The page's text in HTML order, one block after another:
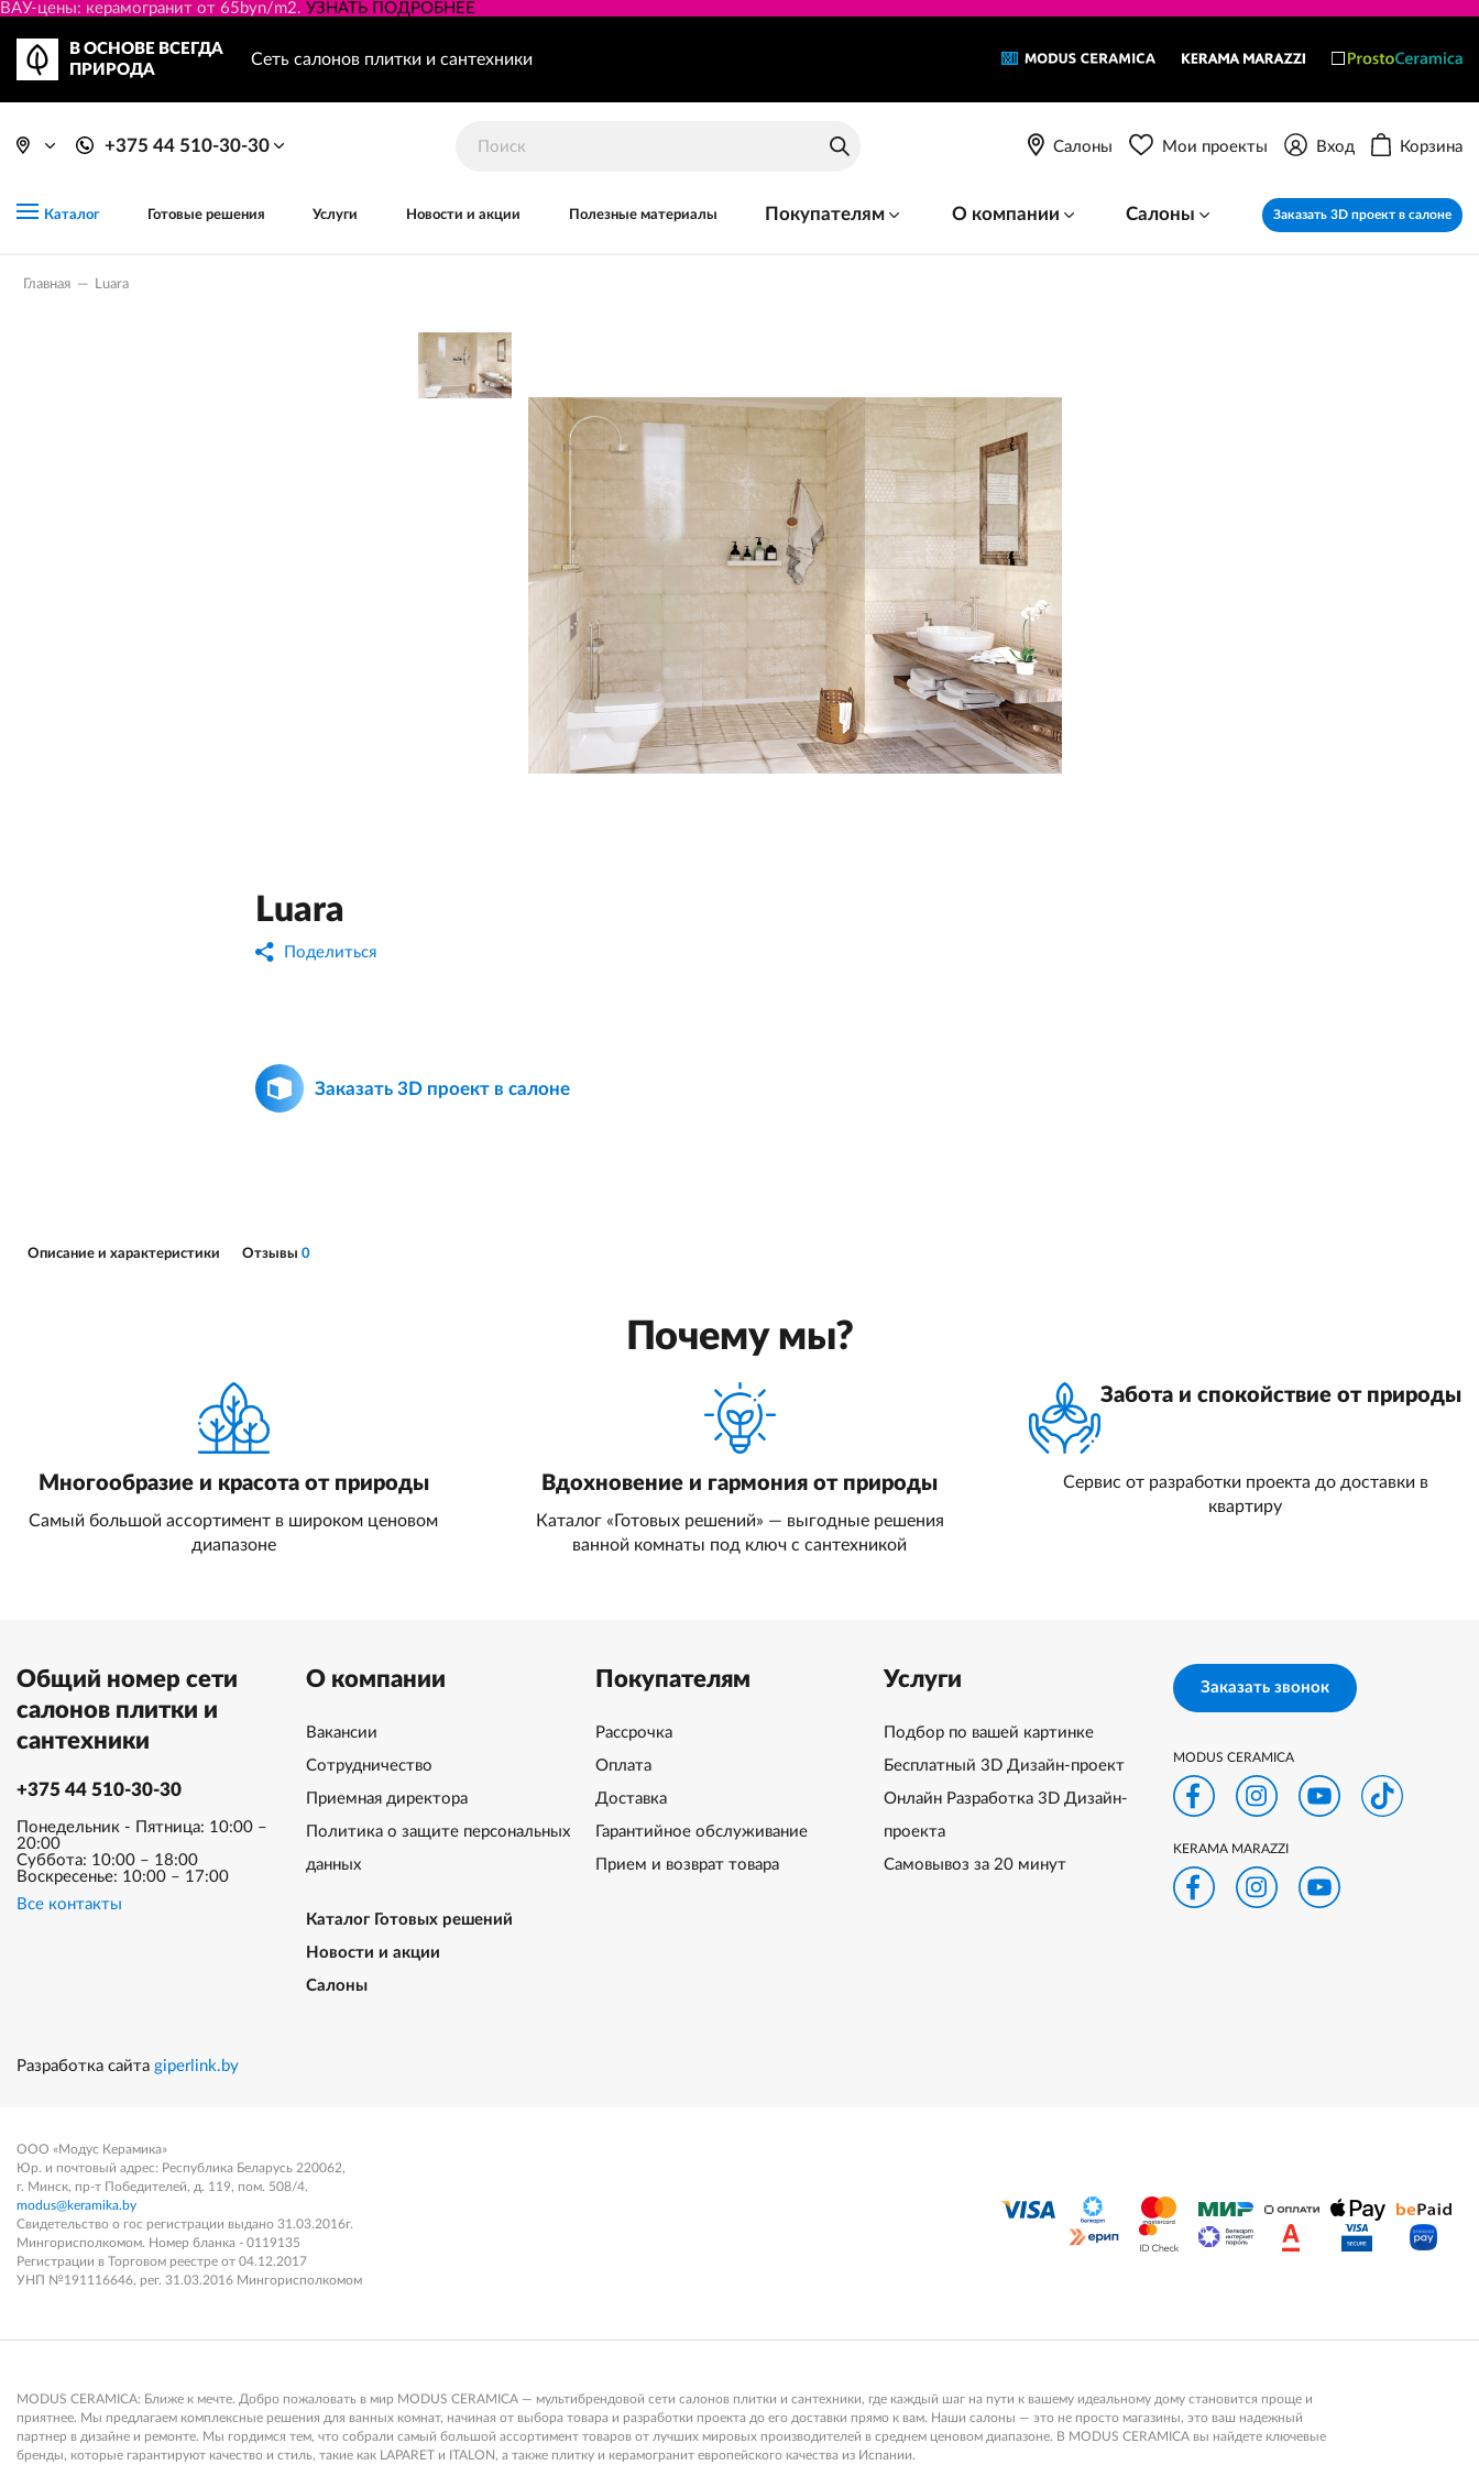
ВАУ-цены: керамогранит от 65byn/m2. УЗНАТЬ ПОДРОБНЕЕ
В ОСНОВЕ ВСЕГДА
ПРИРОДА
Сеть салонов плитки и сантехники
+375 44 510-30-30 Салоны Мои проекты Вход Корзина
Каталог Готовые решения Услуги Новости и акции Полезные материалы Покупателям О компании Салоны Заказать 3D проект в салоне
Главная — Luara
Luara
Поделиться
Заказать 3D проект в салоне
Описание и характеристики Отзывы 0
Почему мы?
Многообразие и красота от природы
Самый большой ассортимент в широком ценовом
диапазоне
Вдохновение и гармония от природы
Каталог «Готовых решений» — выгодные решения
ванной комнаты под ключ с сантехникой
Забота и спокойствие от природы
Сервис от разработки проекта до доставки в
квартиру
Общий номер сети
салонов плитки и
сантехники
+375 44 510-30-30
Понедельник - Пятница: 10:00 –
20:00
Суббота: 10:00 – 18:00
Воскресенье: 10:00 – 17:00
Все контакты
О компании
Вакансии
Сотрудничество
Приемная директора
Политика о защите персональных
данных
Каталог Готовых решений
Новости и акции
Салоны
Покупателям
Рассрочка
Оплата
Доставка
Гарантийное обслуживание
Прием и возврат товара
Услуги
Подбор по вашей картинке
Бесплатный 3D Дизайн-проект
Онлайн Разработка 3D Дизайн-
проекта
Самовывоз за 20 минут
Заказать звонок
MODUS CERAMICA
KERAMA MARAZZI
Разработка сайта giperlink.by
ООО «Модус Керамика»
Юр. и почтовый адрес: Республика Беларусь 220062,
г. Минск, пр-т Победителей, д. 119, пом. 508/4.
modus@keramika.by
Свидетельство о гос регистрации выдано 31.03.2016г.
Мингорисполкомом. Номер бланка - 0119135
Регистрации в Торговом реестре от 04.12.2017
УНП №191116646, рег. 31.03.2016 Мингорисполкомом
MODUS CERAMICA: Ближе к мечте. Добро пожаловать в мир MODUS CERAMICA — мультибрендовой сети салонов плитки и сантехники, где каждый шаг на пути к вашему идеальному дому становится проще и
приятнее. Мы предлагаем комплексные решения для ванных комнат, начиная от выбора товара и разработки проекта до его доставки прямо к вам. Наши салоны — это не просто магазины, это ваш надежный
партнер в дизайне и ремонте. Мы гордимся тем, что собрали самый большой ассортимент товаров от лучших мировых производителей в среднем ценовом диапазоне. В MODUS CERAMICA вы найдете ключевые
бренды, которые гарантируют качество и стиль, такие как LAPARET и ITALON, а также плитку и керамогранит европейского качества из Испании.